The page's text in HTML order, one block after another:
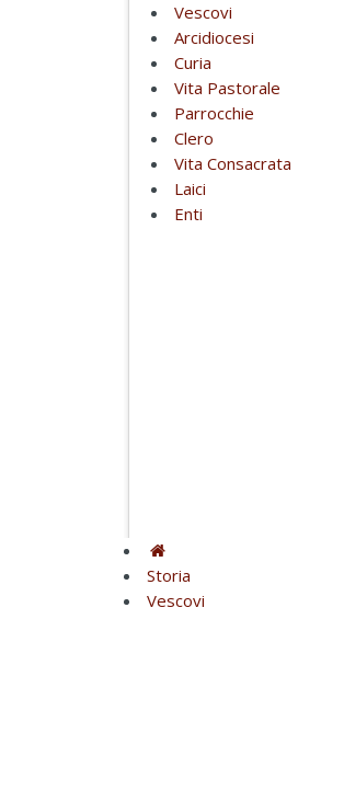
Vescovi
Arcidiocesi
Curia
Vita Pastorale
Parrocchie
Clero
Vita Consacrata
Laici
Enti
Storia
Vescovi